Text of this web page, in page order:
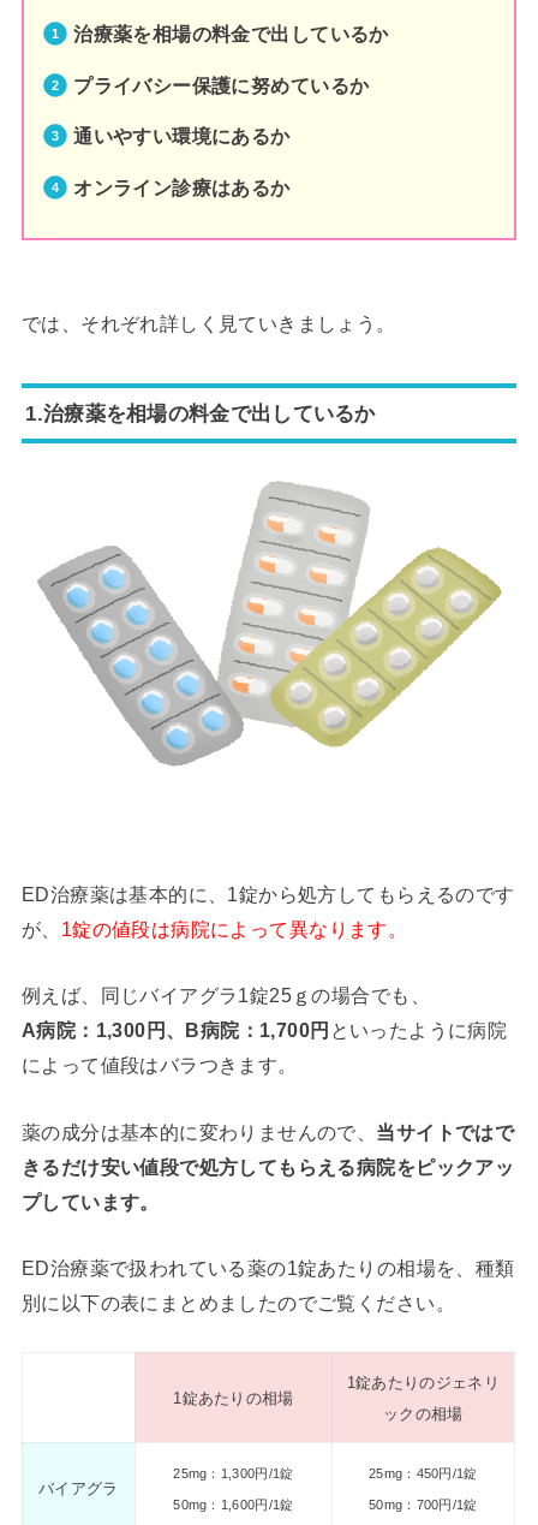
治療薬を相場の料金で出しているか
プライバシー保護に努めているか
通いやすい環境にあるか
オンライン診療はあるか
では、それぞれ詳しく見ていきましょう。
1.治療薬を相場の料金で出しているか
ED治療薬は基本的に、1錠から処方してもらえるのです
が、 1錠の値段は病院によって異なります。
例えば、同じバイアグラ1錠25ｇの場合でも、
A病院：1,300円、B病院：1,700円 といったように病院
によって値段はバラつきます。
薬の成分は基本的に変わりませんので、 当サイトではで
きるだけ安い値段で処方してもらえる病院をピックアッ
プしています。
ED治療薬で扱われている薬の1錠あたりの相場を、種類
別に以下の表にまとめましたのでご覧ください。
1錠あたりの相場
1錠あたりのジェネリ
ックの相場
バイアグラ
25mg：1,300円/1錠
50mg：1,600円/1錠
25mg：450円/1錠
50mg：700円/1錠